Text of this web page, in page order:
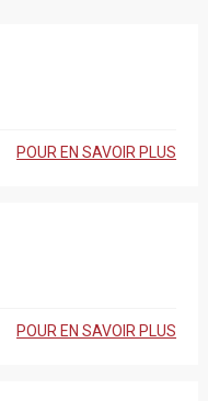
POUR EN SAVOIR PLUS
POUR EN SAVOIR PLUS